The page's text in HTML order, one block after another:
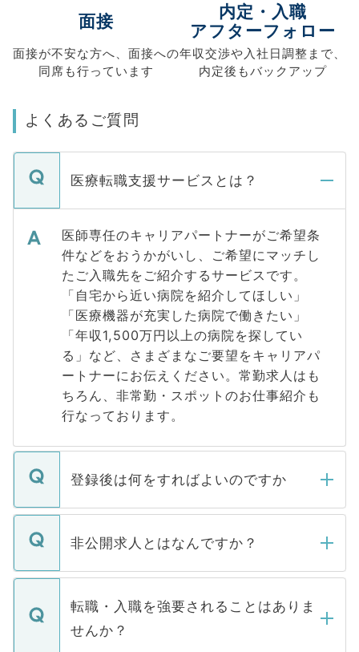
面接
面接が不安な方へ、 面接への
同席も行っています
内定・入職
アフターフォロー
年収交渉や入社日調整まで、
内定後もバックアップ
よくあるご質問
医療転職支援サービスとは？
医師専任のキャリアパートナーがご希望条
件などをおうかがいし、ご希望にマッチし
たご入職先をご紹介するサービスです。
「自宅から近い病院を紹介してほしい」
「医療機器が充実した病院で働きたい」
「年収1,500万円以上の病院を探してい
る」など、さまざまなご要望をキャリアパ
ートナーにお伝えください。常勤求人はも
ちろん、非常勤・スポットのお仕事紹介も
行なっております。
登録後は何をすればよいのですか
ご登録いただきましたら、弊社担当者がご
登録内容を確認し、その後メールもしくは
ます。通常、5営業日以内にはご連絡をせて
いただきますので、しばらくお待ちくださ
非公開求人とはなんですか？
マイナビDOCTORで取り扱っている求人の
うち約3割は、Webサイトからご覧いただ
けない「非公開求人」です。非公開求人は
下記の理由によって、一般には公開してい
転職・入職を強要されることはありま
せんか？